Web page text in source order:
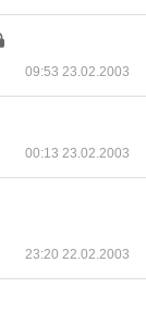
09:53 23.02.2003
00:13 23.02.2003
23:20 22.02.2003